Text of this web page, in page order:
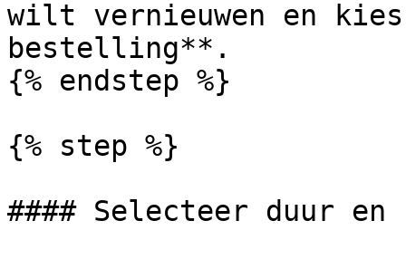
wilt vernieuwen en
bestelling**.
{% endstep %}
{% step %}
#### Selecteer duur en